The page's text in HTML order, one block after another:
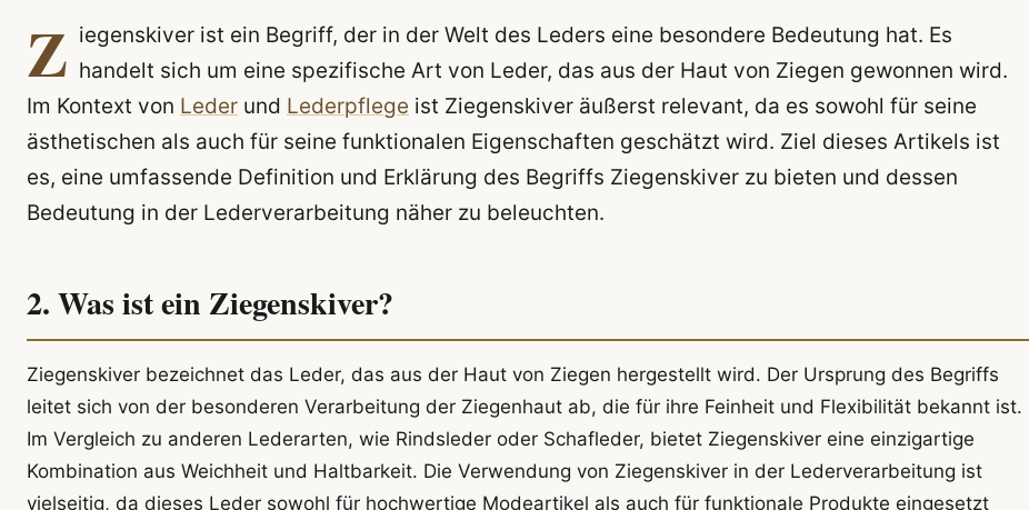
Z iegenskiver ist ein Begriff, der in der Welt des Leders eine besondere Bedeutung hat. Es
handelt sich um eine spezifische Art von Leder, das aus der Haut von Ziegen gewonnen wird.
Im Kontext von Leder und Lederpflege ist Ziegenskiver äußerst relevant, da es sowohl für seine
ästhetischen als auch für seine funktionalen Eigenschaften geschätzt wird. Ziel dieses Artikels ist
es, eine umfassende Definition und Erklärung des Begriffs Ziegenskiver zu bieten und dessen
Bedeutung in der Lederverarbeitung näher zu beleuchten.
2. Was ist ein Ziegenskiver?
Ziegenskiver bezeichnet das Leder, das aus der Haut von Ziegen hergestellt wird. Der Ursprung des Begriffs
leitet sich von der besonderen Verarbeitung der Ziegenhaut ab, die für ihre Feinheit und Flexibilität bekannt ist.
Im Vergleich zu anderen Lederarten, wie Rindsleder oder Schafleder, bietet Ziegenskiver eine einzigartige
Kombination aus Weichheit und Haltbarkeit. Die Verwendung von Ziegenskiver in der Lederverarbeitung ist
vielseitig, da dieses Leder sowohl für hochwertige Modeartikel als auch für funktionale Produkte eingesetzt